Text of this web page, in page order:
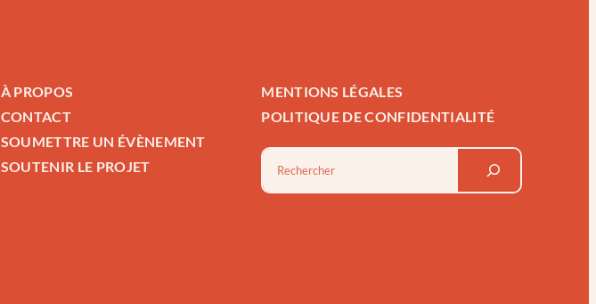
À PROPOS
CONTACT
SOUMETTRE UN ÉVÈNEMENT
SOUTENIR LE PROJET
MENTIONS LÉGALES
POLITIQUE DE CONFIDENTIALITÉ